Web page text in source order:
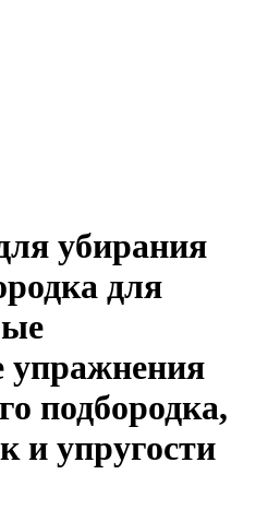
убирания
для
подбородка,
и упругости